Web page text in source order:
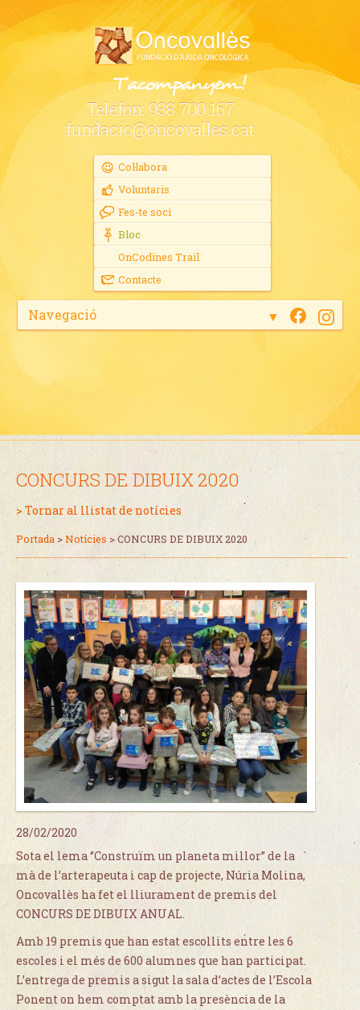
Col·labora
Voluntaris
Fes-te soci
Bloc
OnCodines Trail
Contacte
Telèfon: 938 700 167
fundacio@oncovalles.cat
Navegació ▼
CONCURS DE DIBUIX 2020
> Tornar al llistat de notícies
Portada >Notícies >CONCURS DE DIBUIX 2020
28/02/2020
Sota el lema ‘’Construïm un planeta millor’’ de la
mà de l’arterapeuta i cap de projecte, Núria Molina,
Oncovallès ha fet el lliurament de premis del
CONCURS DE DIBUIX ANUAL.
Amb 19 premis que han estat escollits entre les 6
escoles i el més de 600 alumnes que han participat.
L’entrega de premis a sigut la sala d’actes de l’Escola
Ponent on hem comptat amb la presència de la